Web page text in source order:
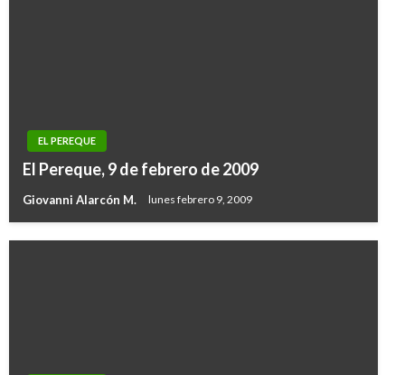
EL PEREQUE
El Pereque, 9 de febrero de 2009
Giovanni Alarcón M. lunes febrero 9, 2009